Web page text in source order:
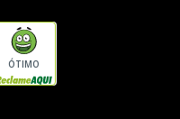
ÓTIMO